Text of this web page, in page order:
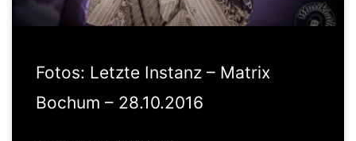
Fotos: Letzte Instanz – Matrix
Bochum – 28.10.2016